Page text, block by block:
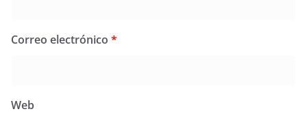
Correo electrónico *
Web